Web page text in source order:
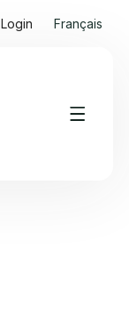
Login Français